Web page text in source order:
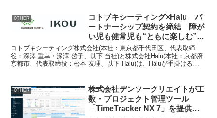
て開催される「WIALグローバルカンフ
ァ...
OTHER
コトブキシーティング×Halu パ
ートナーシップ契約を締結 障が
い児も健常児も“ともに楽しむ”イ
ンクルーシブな観戦・鑑賞環境を
目指す
コトブキシーティング株式会社(本社：東京都千代田区、代表取締
役：深澤 重幸・深澤 啓子、以下 当社)と株式会社Halu(本社：京都府
京都市、代表取締役：松本 友理、以下 Halu)は、Haluが手掛ける
OTHER
株式会社デンソークリエイトが工
数・プロジェクト管理ツール
「TimeTracker NX 7」を提供開